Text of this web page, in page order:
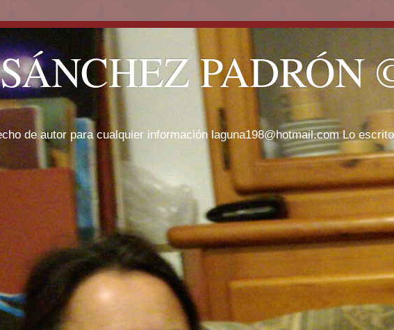
PADRÓN
de autor para cualquier información laguna198@hotmail.com Lo